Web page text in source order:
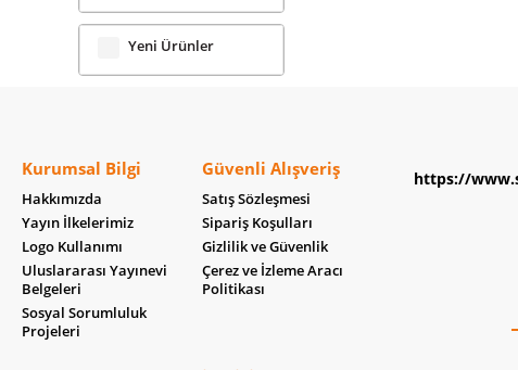
Türk Hava Yolları
Eksik Parça Yayınları
Ütopya Yayınevi(1)
Yeni Ürünler
Kurumsal Bilgi
Hakkımızda
Yayın İlkelerimiz
Logo Kullanımı
Uluslararası Yayınevi
Belgeleri
Sosyal Sorumluluk
Projeleri
Güvenli Alışveriş
Satış Sözleşmesi
Sipariş Koşulları
Gizlilik ve Güvenlik
Çerez ve İzleme Aracı
Politikası
https://